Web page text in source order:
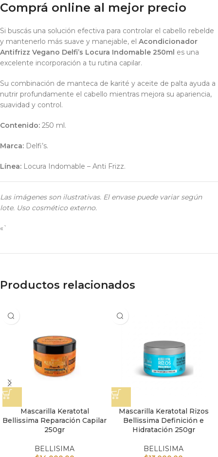
Comprá online al mejor precio
Si buscás una solución efectiva para controlar el cabello rebelde
y mantenerlo más suave y manejable, el Acondicionador
Antifrizz Vegano Delfi’s Locura Indomable 250ml es una
excelente incorporación a tu rutina capilar.
Su combinación de manteca de karité y aceite de palta ayuda a
nutrir profundamente el cabello mientras mejora su apariencia,
suavidad y control.
Contenido: 250 ml.
Marca: Delfi’s.
Línea: Locura Indomable – Anti Frizz.
Las imágenes son ilustrativas. El envase puede variar según
lote. Uso cosmético externo.
«`
Productos relacionados
Mascarilla Keratotal
Bellissima Reparación Capilar
250gr
BELLISIMA
Mascarilla Keratotal Rizos
Bellissima Definición e
Hidratación 250gr
BELLISIMA